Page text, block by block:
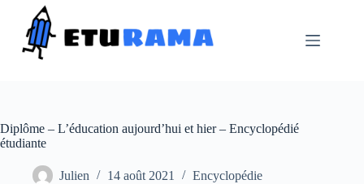
contenu
Diplôme – L’éducation aujourd’hui et hier – Encyclopédié
étudiante
Julien 14 août 2021 Encyclopédie